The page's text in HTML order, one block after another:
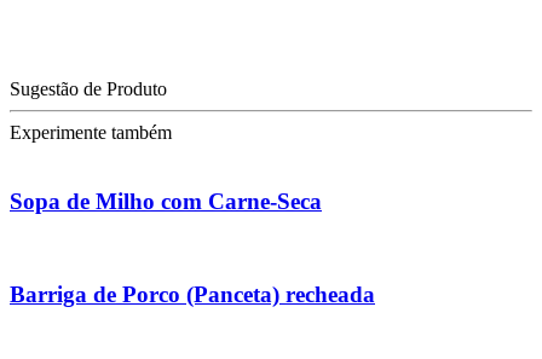
Sugestão de Produto
Experimente também
Sopa de Milho com Carne-Seca
Barriga de Porco (Panceta) recheada